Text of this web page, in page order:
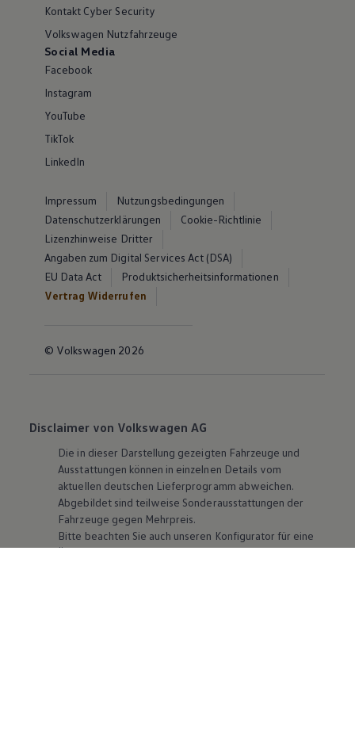
Kontakt Cyber Security
Volkswagen Nutzfahrzeuge
Social Media
Facebook
Instagram
YouTube
TikTok
LinkedIn
Impressum
Nutzungsbedingungen
Datenschutzerklärungen
Cookie-Richtlinie
Lizenzhinweise Dritter
Angaben zum Digital Services Act (DSA)
EU Data Act
Produktsicherheitsinformationen
Vertrag Widerrufen
© Volkswagen 2026
Disclaimer von Volkswagen AG
Die in dieser Darstellung gezeigten Fahrzeuge und
Ausstattungen können in einzelnen Details vom
aktuellen deutschen Lieferprogramm abweichen.
Abgebildet sind teilweise Sonderausstattungen der
Fahrzeuge gegen Mehrpreis.
Bitte beachten Sie auch unseren Konfigurator für eine
Übersicht der aktuell verfügbaren Modelle und